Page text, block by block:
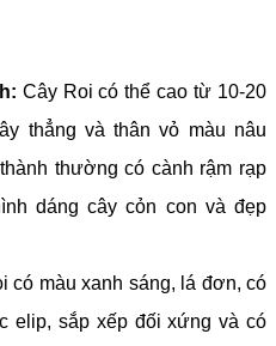
Cây Roi có thể cao từ 10-20
thẳng và thân vỏ màu nâu
thường có cành rậm rạp
dáng cây cỏn con và đẹp
có màu xanh sáng, lá đơn, có
elip, sắp xếp đối xứng và có